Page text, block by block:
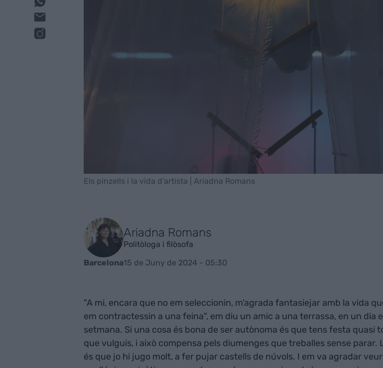
Els pinzells i la vida d'artista | Ariadna Romans
Ariadna Romans
Politòloga i filòsofa
Barcelona15 de Juny de 2024 - 05:30
"A mi, encara que no em seleccionin, m'agrada fantasiejar amb la vida
em contractessin a una feina", em diu un amic a una terrassa, en un dia
setmana. Si una cosa és bona de ser autònoma és que tens festa quasi
que vulguis, i això compensa pels diumenges que treballes sense parar.
és que jo hi jugo molt, a fer pujar castells de núvols. I em va agradar